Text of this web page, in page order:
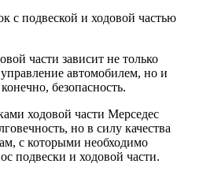
с подвеской и ходовой частью
части зависит не только
автомобилем, но и
безопасность.
ходовой части Мерседес
но в силу качества
с которыми необходимо
подвески и ходовой части.